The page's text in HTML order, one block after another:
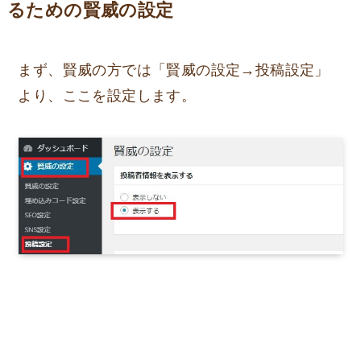
るための賢威の設定
まず、賢威の方では「賢威の設定→投稿設定」
より、ここを設定します。